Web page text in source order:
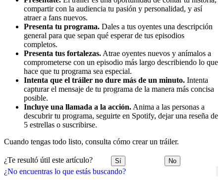
¿No encuentras lo que estás buscando?
compartir con la audiencia tu pasión y personalidad, y así
atraer a fans nuevos.
Presenta tu programa. Dales a tus oyentes una descripción
general para que sepan qué esperar de tus episodios
completos.
Presenta tus fortalezas. Atrae oyentes nuevos y anímalos a
comprometerse con un episodio más largo describiendo lo que
hace que tu programa sea especial.
Intenta que el tráiler no dure más de un minuto. Intenta
capturar el mensaje de tu programa de la manera más concisa
posible.
Incluye una llamada a la acción. Anima a las personas a
descubrir tu programa, seguirte en Spotify, dejar una reseña de
5 estrellas o suscribirse.
Cuando tengas todo listo, consulta cómo crear un tráiler.
¿Te resultó útil este artículo? Sí No